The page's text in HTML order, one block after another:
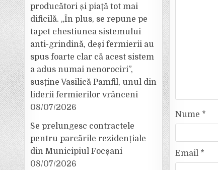
Nume *
Email *
producători și piață tot mai
dificilă. „În plus, se repune pe
tapet chestiunea sistemului
anti-grindină, deși fermierii au
spus foarte clar că acest sistem
a adus numai nenorociri”,
susține Vasilică Pamfil, unul din
liderii fermierilor vrânceni
08/07/2026
Se prelungesc contractele
pentru parcările rezidențiale
din Municipiul Focșani
08/07/2026